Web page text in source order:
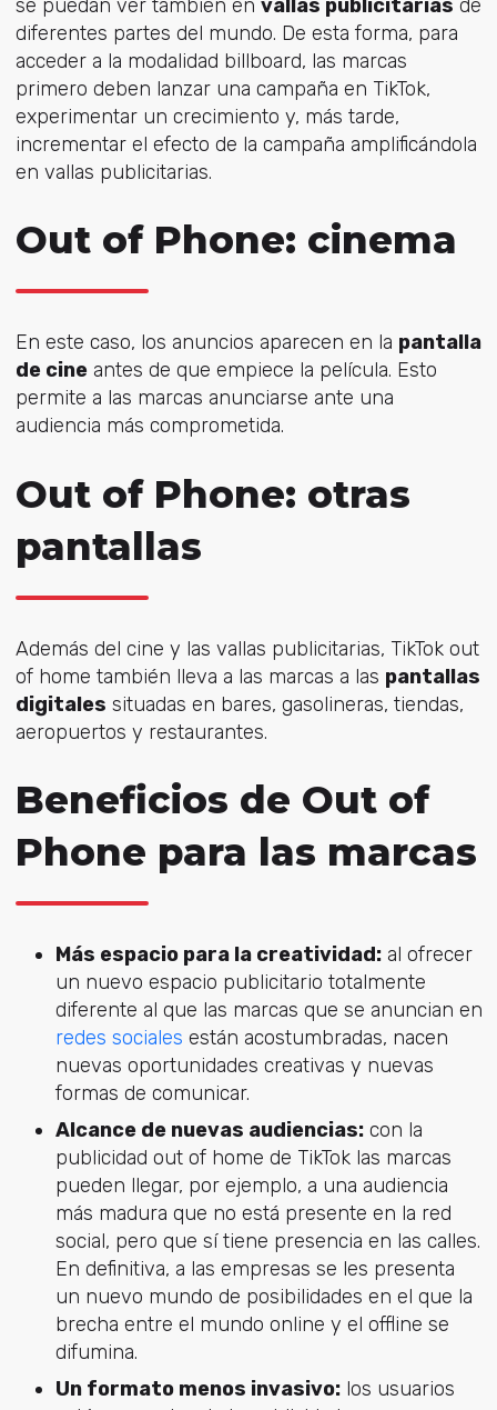
se puedan ver también en vallas publicitarias de
diferentes partes del mundo. De esta forma, para
acceder a la modalidad billboard, las marcas
primero deben lanzar una campaña en TikTok,
experimentar un crecimiento y, más tarde,
incrementar el efecto de la campaña amplificándola
en vallas publicitarias.
Out of Phone: cinema
En este caso, los anuncios aparecen en la pantalla
de cineantes de que empiece la película. Esto
permite a las marcas anunciarse ante una
audiencia más comprometida.
Out of Phone: otras
pantallas
Además del cine y las vallas publicitarias, TikTok out
of home también lleva a las marcas a las pantallas
digitales situadas en bares, gasolineras, tiendas,
aeropuertos y restaurantes.
Beneficios de Out of
Phone para las marcas
Más espacio para la creatividad:al ofrecer
un nuevo espacio publicitario totalmente
diferente al que las marcas que se anuncian en
redes sociales están acostumbradas, nacen
nuevas oportunidades creativas y nuevas
formas de comunicar.
Alcance de nuevas audiencias:con la
publicidad out of home de TikTok las marcas
pueden llegar, por ejemplo, a una audiencia
más madura que no está presente en la red
social, pero que sí tiene presencia en las calles.
En definitiva, a las empresas se les presenta
un nuevo mundo de posibilidades en el que la
brecha entre el mundo online y el offline se
difumina.
Un formato menos invasivo:los usuarios